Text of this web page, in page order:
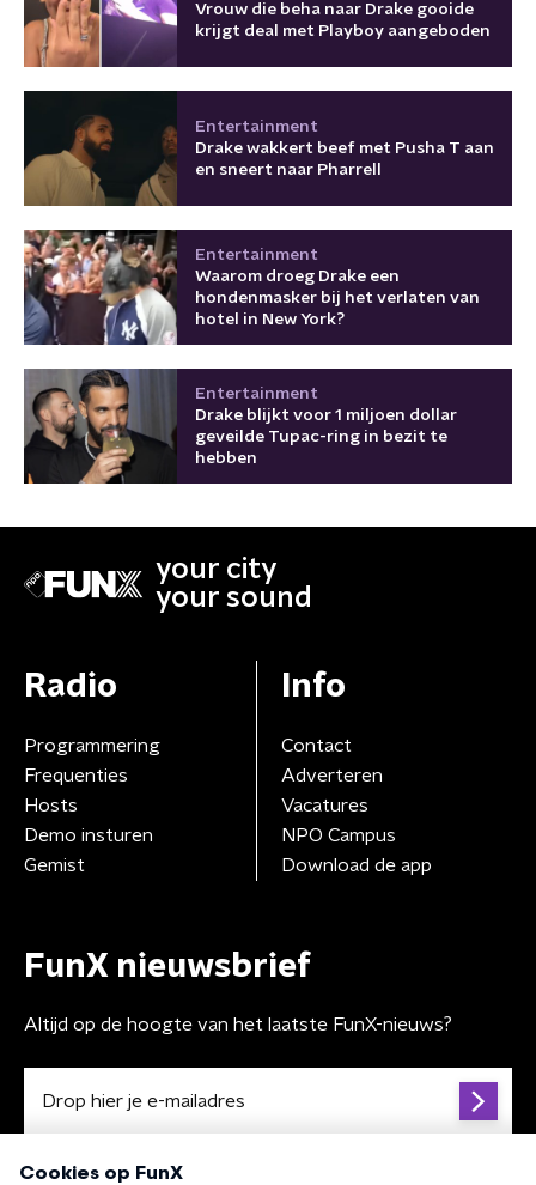
Vrouw die beha naar Drake gooide
krijgt deal met Playboy aangeboden
Entertainment
Drake wakkert beef met Pusha T aan
en sneert naar Pharrell
Entertainment
Waarom droeg Drake een
hondenmasker bij het verlaten van
hotel in New York?
Entertainment
Drake blijkt voor 1 miljoen dollar
geveilde Tupac-ring in bezit te
hebben
your city
your sound
Radio
Programmering
Frequenties
Hosts
Demo insturen
Gemist
Info
Contact
Adverteren
Vacatures
NPO Campus
Download de app
FunX nieuwsbrief
Altijd op de hoogte van het laatste FunX-nieuws?